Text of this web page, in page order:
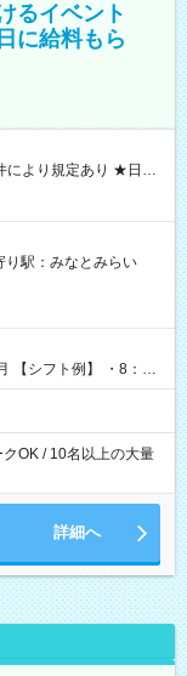
るイベント
に給料もら
金GET♪ お仕事後はコ
間】試
り駅：みなとみらい
OK / 10名以上の大量
詳細へ